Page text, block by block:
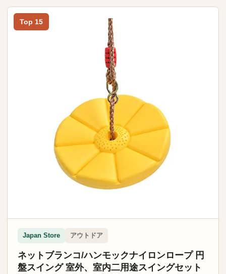
Top 15
Japan Store アウトドア
ネットブランコ/ハンモックナイロンロープ 円
盤スイング 室外、室内二用途スイングセット